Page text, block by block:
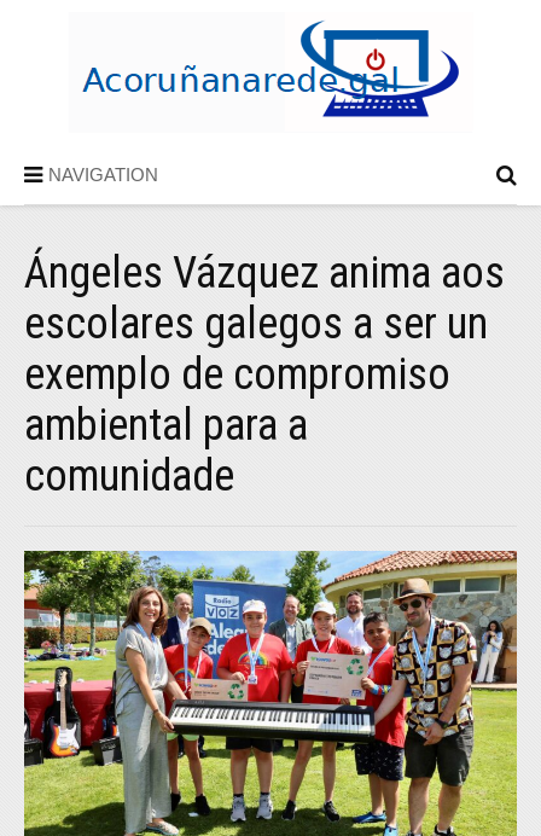
NAVIGATION
Ángeles Vázquez anima aos
escolares galegos a ser un
exemplo de compromiso
ambiental para a
comunidade